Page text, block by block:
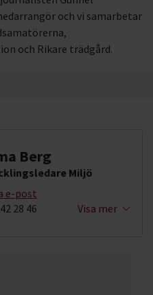
och vi samarbetar
och Rikare trädgård.
Berg
Miljö
e-post
28 46
Visa mer